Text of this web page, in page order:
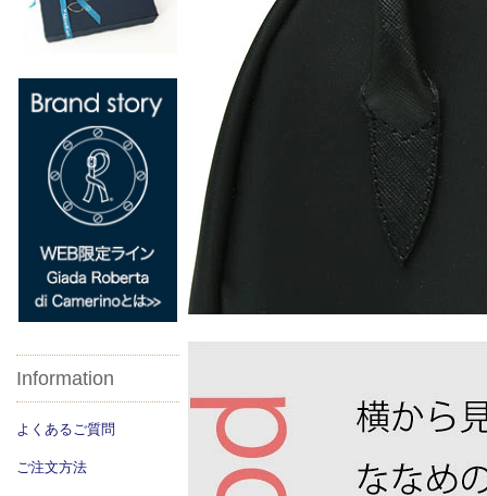
Information
よくあるご質問
ご注文方法